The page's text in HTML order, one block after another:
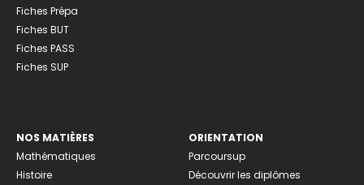
Fiches Prépa
Fiches BUT
Fiches PASS
Fiches SUP
NOS MATIÈRES
Mathématiques
Histoire
ORIENTATION
Parcoursup
Découvrir les diplômes